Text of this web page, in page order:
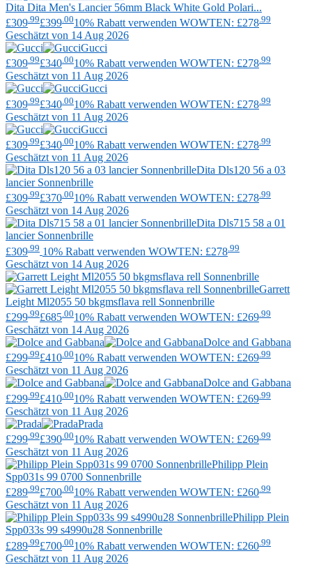
Dita Dita Men's Lancier 56mm Black White Gold Polari...
£309 .99£399 .0010% Rabatt verwenden WOWTEN: £278 .99
Geschätzt von 14 Aug 2026
Gucci
£309.99£340.0010% Rabatt verwenden WOWTEN: £278.99
Geschätzt von 11 Aug 2026
Gucci
£309 .99£340 .0010% Rabatt verwenden WOWTEN: £278 .99
Geschätzt von 11 Aug 2026
Gucci
£309 .99£340 .0010% Rabatt verwenden WOWTEN: £278 .99
Geschätzt von 11 Aug 2026
Dita Dls120 56 a 03
lancier Sonnenbrille
£309 .99£370 .0010% Rabatt verwenden WOWTEN: £278 .99
Geschätzt von 14 Aug 2026
Dita Dls715 58 a 01
lancier Sonnenbrille
£309 .99 10% Rabatt verwenden WOWTEN: £278 .99
Geschätzt von 14 Aug 2026
Garrett
Leight Ml2055 50 bkgmsflava rell Sonnenbrille
£299 .99£685 .0010% Rabatt verwenden WOWTEN: £269 .99
Geschätzt von 14 Aug 2026
Dolce and Gabbana
£299 .99£410 .0010% Rabatt verwenden WOWTEN: £269 .99
Geschätzt von 11 Aug 2026
Dolce and Gabbana
£299 .99£410 .0010% Rabatt verwenden WOWTEN: £269 .99
Geschätzt von 11 Aug 2026
Prada
£299 .99£390 .0010% Rabatt verwenden WOWTEN: £269 .99
Geschätzt von 11 Aug 2026
Philipp Plein
Spp031s 99 0700 Sonnenbrille
£289 .99£700 .0010% Rabatt verwenden WOWTEN: £260 .99
Geschätzt von 11 Aug 2026
Philipp Plein
Spp033s 99 s4990u28 Sonnenbrille
£289 .99£700 .0010% Rabatt verwenden WOWTEN: £260 .99
Geschätzt von 11 Aug 2026